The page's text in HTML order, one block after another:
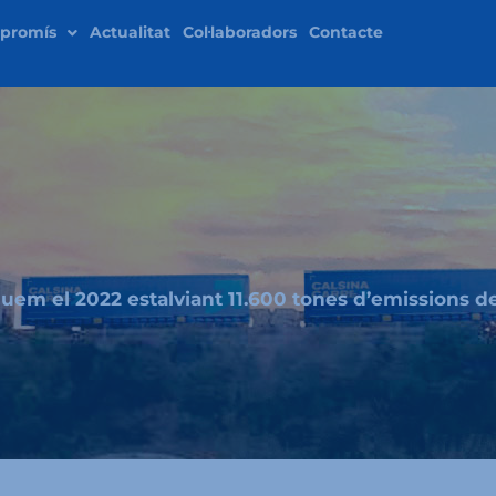
Actualitat Col·laboradors Contacte
el 2022 estalviant 11.600 tones d’emissions